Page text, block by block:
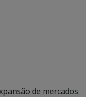
de mercados